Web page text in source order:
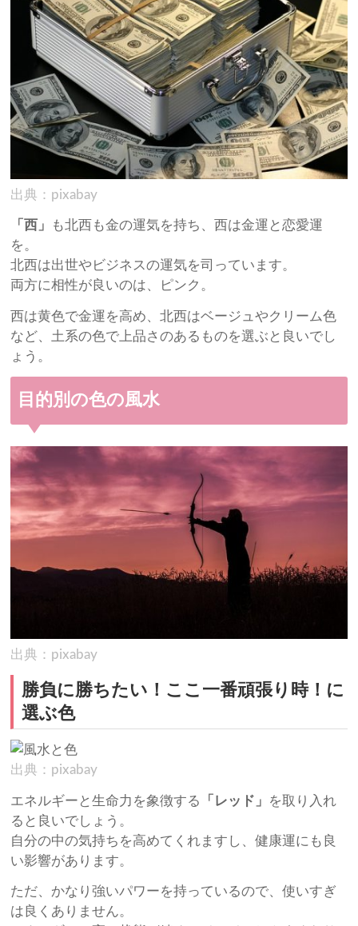
出典：pixabay
「西」
も北西も金の運気を持ち、西は金運と恋愛運
を。
北西は出世やビジネスの運気を司っています。
両方に相性が良いのは、ピンク。
西は黄色で金運を高め、北西はベージュやクリーム色
など、土系の色で上品さのあるものを選ぶと良いでし
ょう。
目的別の色の風水
出典：pixabay
勝負に勝ちたい！ここ一番頑張り時！に
選ぶ色
出典：pixabay
エネルギーと生命力を象徴する 「レッド」 を取り入れ
ると良いでしょう。
自分の中の気持ちを高めてくれますし、健康運にも良
い影響があります。
ただ、かなり強いパワーを持っているので、使いすぎ
は良くありません。